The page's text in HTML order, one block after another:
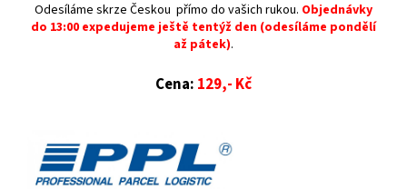
Odesíláme skrze Českou přímo do vašich rukou. Objednávky
do 13:00 expedujeme ještě tentýž den (odesíláme pondělí
až pátek).
Cena: 129,- Kč